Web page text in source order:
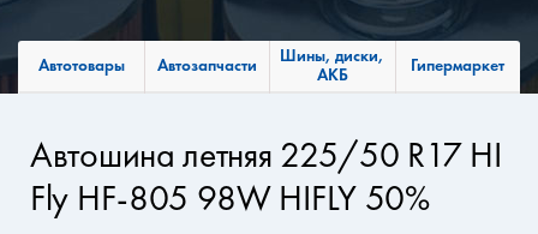
Автотовары Автозапчасти
Шины, диски,
АКБ
Гипермаркет
Автошина летняя 225/50 R17 HI
Fly HF-805 98W HIFLY 50%